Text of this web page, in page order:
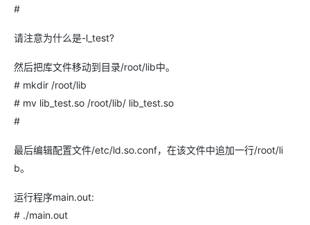
#
请注意为什么是-l_test?
然后把库文件移动到目录/root/lib中。
# mkdir /root/lib
# mv lib_test.so /root/lib/ lib_test.so
#
最后编辑配置文件/etc/ld.so.conf，在该文件中追加一行/root/li
b。
运行程序main.out:
# ./main.out